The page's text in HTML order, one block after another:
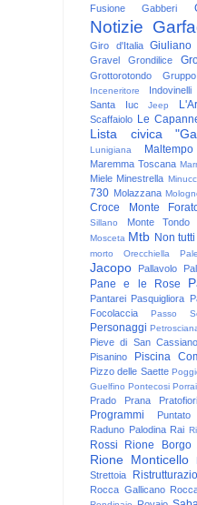
Fusione
Gabberi
Notizie
Giro d'Italia
Giuliano
Gravel Grondilice
Grottorotondo
Inceneritore
Santa
Iuc Jeep
Scaffaiolo Le
Lista civica
Lunigiana Maltempo
Maremma Toscana
Miele Minestrella
730 Molazzana
Croce
Monte
Sillano
Monte Tondo
Mosceta Mtb Non tutti
morto
Orecchiella
Jacopo
Pallavolo
Pane e le Rose
Pantarei Pasquigliora
Focolaccia
Passo
Personaggi
Pieve di San Cassiano
Pisanino Piscina
Pizzo delle Saette
Guelfino Pontecosi
Prado
Prana
Programmi Puntato
Raduno Palodina Rai
Rossi
Rione Borgo
Rione Monticello
Strettoia
Rocca Gallicano